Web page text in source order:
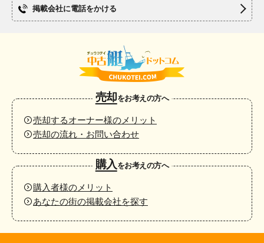
掲載会社に電話をかける
売却をお考えの方へ
売却するオーナー様のメリット
売却の流れ・お問い合わせ
購入をお考えの方へ
購入者様のメリット
あなたの街の掲載会社を探す